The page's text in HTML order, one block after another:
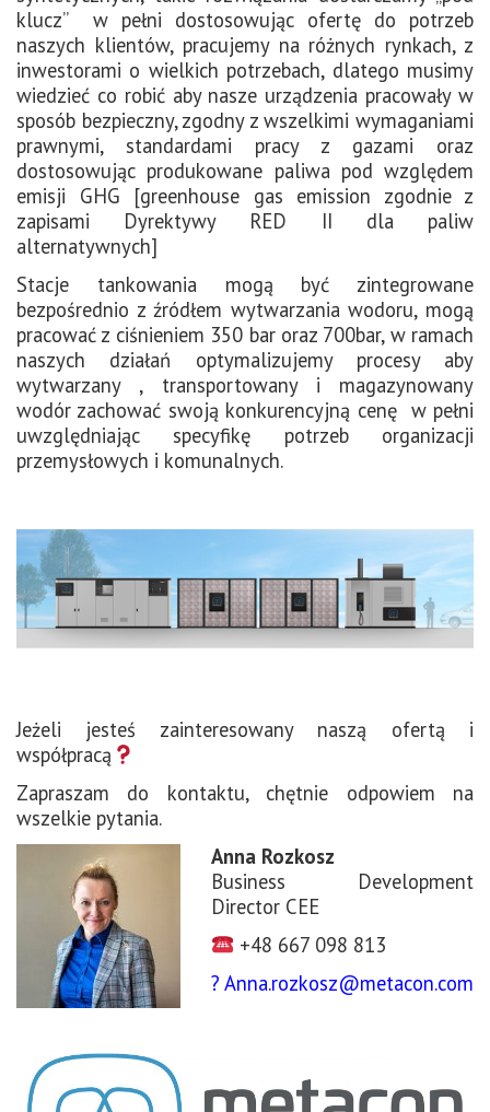
klucz” w pełni dostosowując ofertę do potrzeb
naszych klientów, pracujemy na różnych rynkach, z
inwestorami o wielkich potrzebach, dlatego musimy
wiedzieć co robić aby nasze urządzenia pracowały w
sposób bezpieczny, zgodny z wszelkimi wymaganiami
prawnymi, standardami pracy z gazami oraz
dostosowując produkowane paliwa pod względem
emisji GHG [greenhouse gas emission zgodnie z
zapisami Dyrektywy RED II dla paliw
alternatywnych]
Stacje tankowania mogą być zintegrowane
bezpośrednio z źródłem wytwarzania wodoru, mogą
pracować z ciśnieniem 350 bar oraz 700bar, w ramach
naszych działań optymalizujemy procesy aby
wytwarzany , transportowany i magazynowany
wodór zachować swoją konkurencyjną cenę w pełni
uwzględniając specyfikę potrzeb organizacji
przemysłowych i komunalnych.
Jeżeli jesteś zainteresowany naszą ofertą i
współpracą
Zapraszam do kontaktu, chętnie odpowiem na
wszelkie pytania.
Anna Rozkosz
Business Development
Director CEE
+48 667 098 813
? Anna.rozkosz@metacon.com